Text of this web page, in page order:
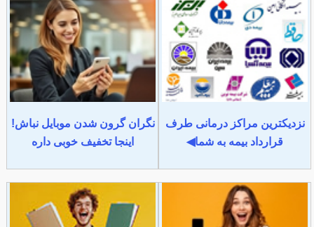
نزدیکترین مراکز درمانی طرف
قرارداد بیمه به شما◀
نگران گرون شدن موبایل نباش!
اینجا تخفیف خوبی داره